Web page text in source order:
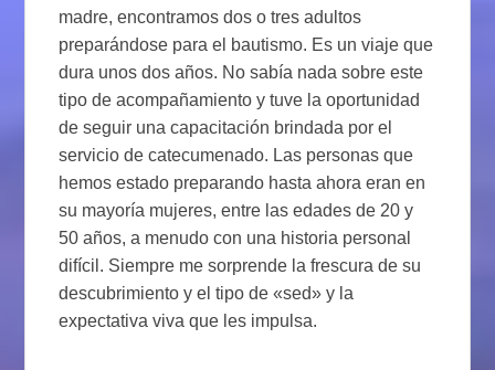
madre, encontramos dos o tres adultos
preparándose para el bautismo. Es un viaje que
dura unos dos años. No sabía nada sobre este
tipo de acompañamiento y tuve la oportunidad
de seguir una capacitación brindada por el
servicio de catecumenado. Las personas que
hemos estado preparando hasta ahora eran en
su mayoría mujeres, entre las edades de 20 y
50 años, a menudo con una historia personal
difícil. Siempre me sorprende la frescura de su
descubrimiento y el tipo de «sed» y la
expectativa viva que les impulsa.